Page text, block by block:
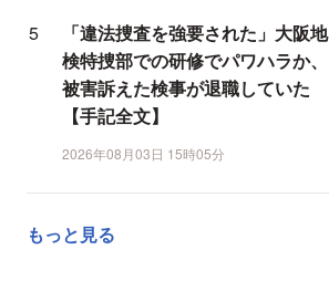
「違法捜査を強要された」大阪地
検特捜部での研修でパワハラか、
被害訴えた検事が退職していた
【手記全文】
2026年08月03日 15時05分
もっと見る